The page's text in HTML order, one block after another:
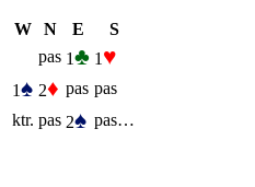
W N E
S
pas 1♣ 1 ♥
1♠ 2♦ pas pas
ktr. pas 2♠ pas…